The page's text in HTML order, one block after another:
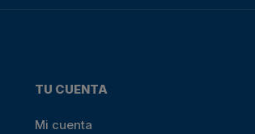
TU CUENTA
Mi cuenta